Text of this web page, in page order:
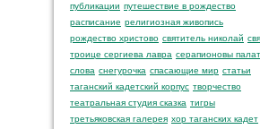
публикации путешествие в рождество
расписание религиозная живопись
рождество христово святитель николай
троице сергиева лавра серапионовы
слова снегурочка спасающие мир статьи
таганский кадетский корпус творчество
театральная студия сказка тигры
третьяковская галерея хор таганских кадет